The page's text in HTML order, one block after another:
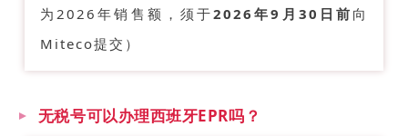
为2026年销售额，须于2026年9月30日前 向
Miteco提交）
无税号可以办理西班牙EPR吗？